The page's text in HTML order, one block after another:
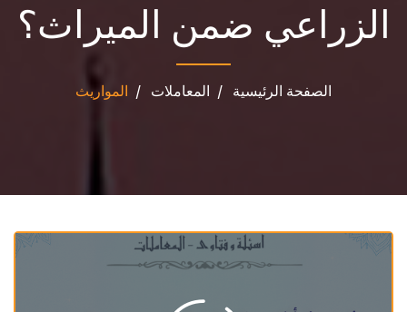
الزراعي ضمن الميراث؟
الصفحة الرئيسية المعاملات المواريث